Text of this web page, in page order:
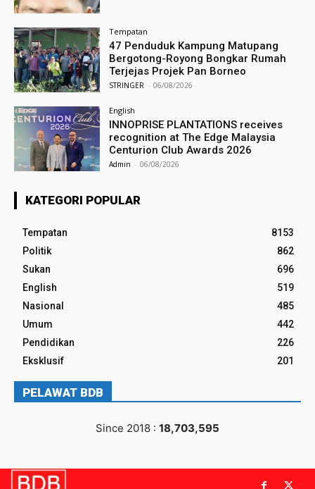
Tempatan
47 Penduduk Kampung Matupang
Bergotong-Royong Bongkar Rumah
Terjejas Projek Pan Borneo
STRINGER - 06/08/2026
English
INNOPRISE PLANTATIONS receives
recognition at The Edge Malaysia
Centurion Club Awards 2026
Admin - 06/08/2026
KATEGORI POPULAR
Tempatan
8153
Politik
862
Sukan
696
English
519
Nasional
485
Umum
442
Pendidikan
226
Eksklusif
201
PELAWAT BDB
Since 2018 : 18,703,595